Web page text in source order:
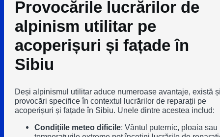
Provocările lucrărilor de
alpinism utilitar pe
acoperișuri și fațade în
Sibiu
Deși alpinismul utilitar aduce numeroase avantaje, există
provocări specifice în contextul lucrărilor de reparații pe
acoperișuri și fațade în Sibiu. Unele dintre acestea includ:
Condițiile meteo dificile: Vântul puternic, ploaia sau